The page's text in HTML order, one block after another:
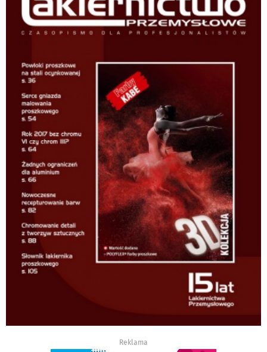
Reklama